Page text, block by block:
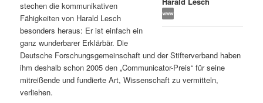
t
s
p
r
a
l
t
s
stechen die kommunikativen
Fähigkeiten von Harald Lesch
besonders heraus: Er ist einfach ein
ganz wunderbarer Erklärbär. Die
Deutsche Forschungsgemeinschaft und der Stifterverband haben
ihm deshalb schon 2005 den „Communicator-Preis“ für seine
mitreißende und fundierte Art, Wissenschaft zu vermitteln,
verliehen.